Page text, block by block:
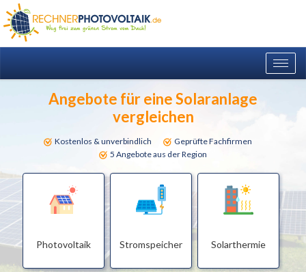
Angebote für eine Solaranlage
vergleichen
Kostenlos & unverbindlich
Geprüfte Fachfirmen
5 Angebote aus der Region
Photovoltaik Stromspeicher Solarthermie